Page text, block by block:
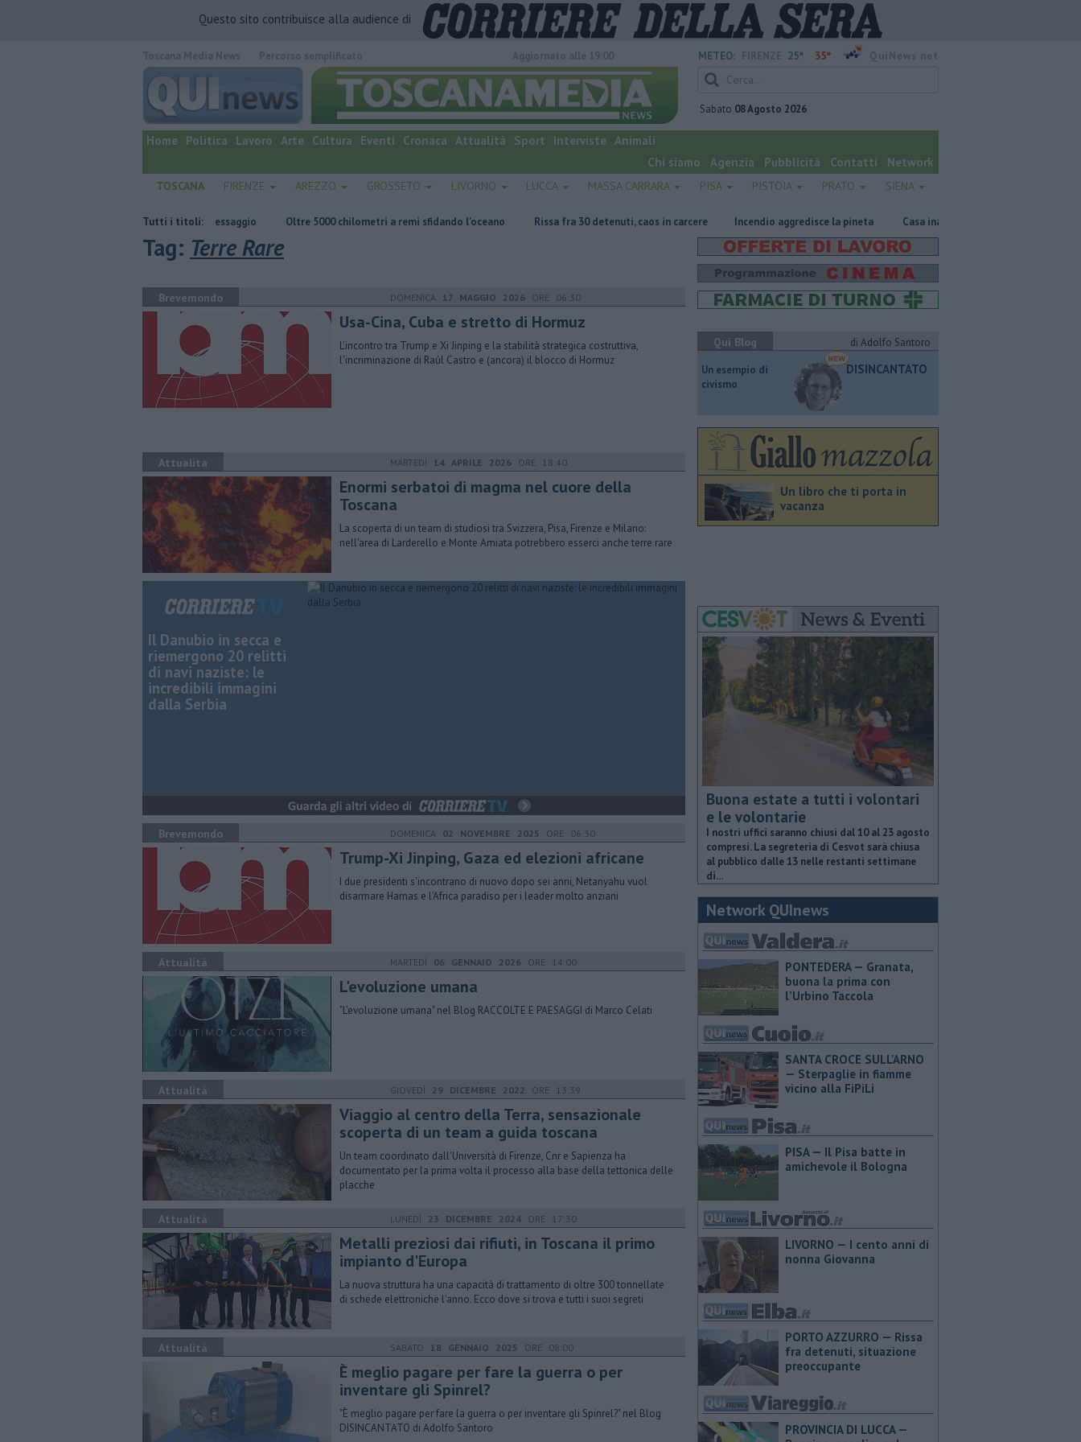
Questo sito contribuisce alla audience di
quotidiano online.
METEO: 25° 35°
Sabato 08 Agosto 2026
Home Politica Lavoro Arte Cultura Eventi Cronaca Attualità Sport Interviste Animali
Chi siamo
Agenzia Pubblicità Contatti Network
TOSCANA FIRENZE AREZZO GROSSETO LIVORNO LUCCA MASSA CARRARA PISA PISTOIA PRATO SIENA
Tutti i titoli:
inagibile dopo il rogo nel rimessaggio Oltre 5000 chilometri a remi sfidando l'oceano Rissa fra 30 detenuti, caos in carcere Incendio aggredisce la pineta Casa inagibile dopo il rogo nel rimessaggio
Tag: Terre Rare
Brevemondo DOMENICA 17 MAGGIO 2026 ORE 06:30
Usa-Cina, Cuba e stretto di Hormuz
L'incontro tra Trump e Xi Jinping e la stabilità strategica costruttiva,
l'incriminazione di Raúl Castro e (ancora) il blocco di Hormuz
Attualità MARTEDÌ 14 APRILE 2026 ORE 18:40
Enormi serbatoi di magma nel cuore della
Toscana
La scoperta di un team di studiosi tra Svizzera, Pisa, Firenze e Milano:
nell'area di Larderello e Monte Amiata potrebbero esserci anche terre rare
Il Danubio in secca e
riemergono 20 relitti
di navi naziste: le
incredibili immagini
dalla Serbia
Brevemondo DOMENICA 02 NOVEMBRE 2025 ORE 06:30
Trump-Xi Jinping, Gaza ed elezioni africane
I due presidenti s'incontrano di nuovo dopo sei anni, Netanyahu vuol
disarmare Hamas e l'Africa paradiso per i leader molto anziani
Attualità MARTEDÌ 06 GENNAIO 2026 ORE 14:00
L'evoluzione umana
"L'evoluzione umana" nel Blog RACCOLTE E PAESAGGI di Marco Celati
Attualità GIOVEDÌ 29 DICEMBRE 2022 ORE 13:39
Viaggio al centro della Terra, sensazionale
scoperta di un team a guida toscana
Un team coordinato dall'Università di Firenze, Cnr e Sapienza ha
documentato per la prima volta il processo alla base della tettonica delle
placche
Attualità LUNEDÌ 23 DICEMBRE 2024ORE 17:30
Metalli preziosi dai rifiuti, in Toscana il primo
impianto d'Europa
La nuova struttura ha una capacità di trattamento di oltre 300 tonnellate
di schede elettroniche l'anno. Ecco dove si trova e tutti i suoi segreti
Attualità SABATO 18 GENNAIO 2025 ORE 08:00
È meglio pagare per fare la guerra o per
inventare gli Spinrel?
"È meglio pagare per fare la guerra o per inventare gli Spinrel?" nel Blog
DISINCANTATO di Adolfo Santoro
Qui Blog
di Adolfo Santoro
​Un esempio di
civismo
DISINCANTATO
Un libro che ti porta in
vacanza
Buona estate a tutti i volontari
e le volontarie
I nostri uffici saranno chiusi dal 10 al 23 agosto
compresi. La segreteria di Cesvot sarà chiusa
al pubblico dalle 13 nelle restanti settimane
di...
Network QUInews
PONTEDERA — ​Granata,
buona la prima con
l’Urbino Taccola
SANTA CROCE SULL'ARNO
— Sterpaglie in fiamme
vicino alla FiPiLi
PISA — Il Pisa batte in
amichevole il Bologna
LIVORNO — I cento anni di
nonna Giovanna
PORTO AZZURRO — Rissa
fra detenuti, situazione
preoccupante
PROVINCIA DI LUCCA — ​